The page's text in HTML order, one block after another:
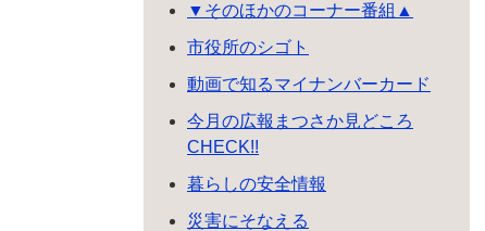
▼そのほかのコーナー番組▲
市役所のシゴト
動画で知るマイナンバーカード
今月の広報まつさか見どころ
CHECK!!
暮らしの安全情報
災害にそなえる